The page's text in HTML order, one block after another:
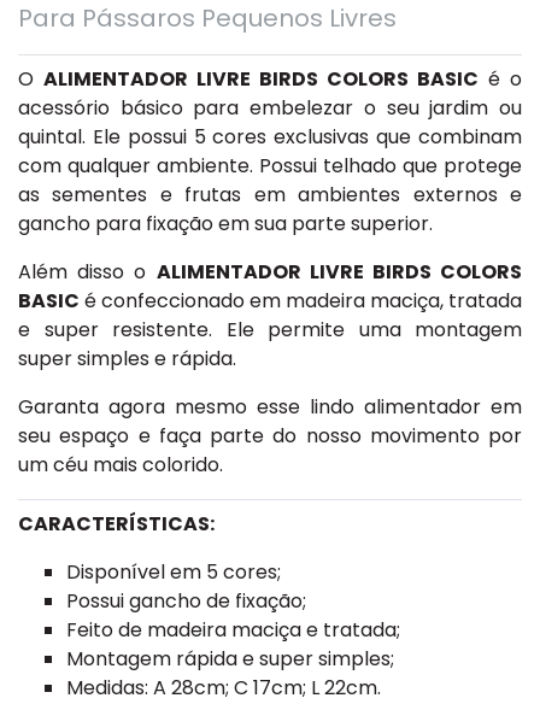
Para Pássaros Pequenos Livres
O ALIMENTADOR LIVRE BIRDS COLORS BASIC é o
acessório básico para embelezar o seu jardim ou
quintal. Ele possui 5 cores exclusivas que combinam
com qualquer ambiente. Possui telhado que protege
as sementes e frutas em ambientes externos e
gancho para fixação em sua parte superior.
Além disso o ALIMENTADOR LIVRE BIRDS COLORS
BASIC é confeccionado em madeira maciça, tratada
e super resistente. Ele permite uma montagem
super simples e rápida.
Garanta agora mesmo esse lindo alimentador em
seu espaço e faça parte do nosso movimento por
um céu mais colorido.
CARACTERÍSTICAS:
Disponível em 5 cores;
Possui gancho de fixação;
Feito de madeira maciça e tratada;
Montagem rápida e super simples;
Medidas: A 28cm; C 17cm; L 22cm.